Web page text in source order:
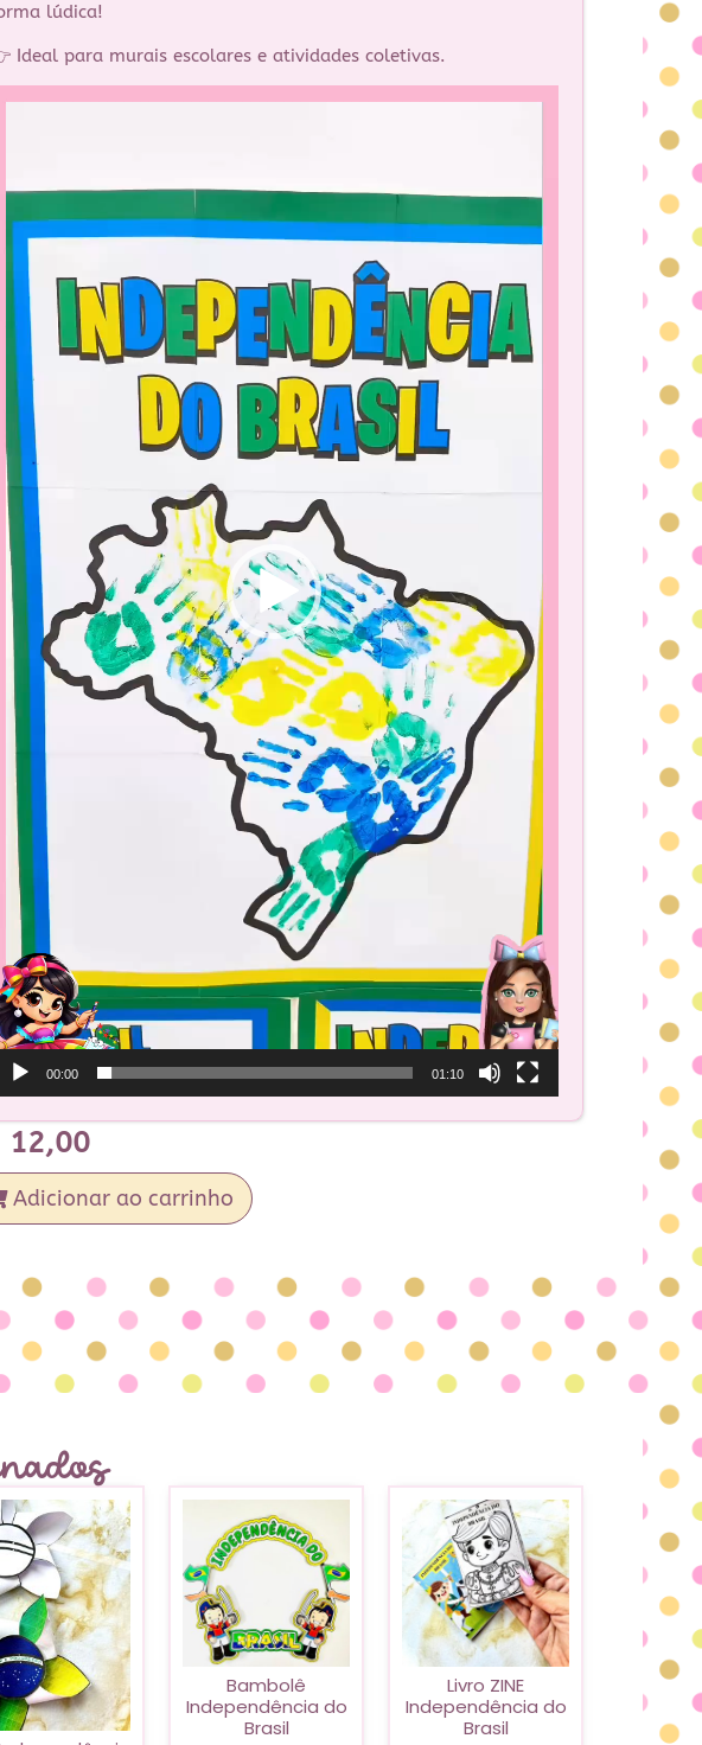
lúdica!
Ideal para murais escolares e atividades coletivas.
Tocador
00:00 01:10
12,00
Adicionar ao carrinho
Bambolê
Independência do
Brasil
Livro ZINE
Independência do
Brasil